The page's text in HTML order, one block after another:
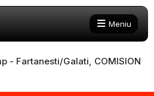
Meniu
- Fartanesti/Galati, COMISION